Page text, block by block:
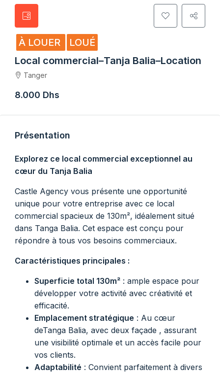
À LOUER
LOUÉ
Local commercial–Tanja Balia–Location
Tanger
8.000 Dhs
Présentation
Explorez ce local commercial exceptionnel au
cœur du Tanja Balia
Castle Agency vous présente une opportunité
unique pour votre entreprise avec ce local
commercial spacieux de 130m², idéalement situé
dans Tanga Balia. Cet espace est conçu pour
répondre à tous vos besoins commerciaux.
Caractéristiques principales :
Superficie total 130m² : ample espace pour
développer votre activité avec créativité et
efficacité.
Emplacement stratégique : Au cœur
deTanga Balia, avec deux façade , assurant
une visibilité optimale et un accès facile pour
vos clients.
Adaptabilité : Convient parfaitement à divers